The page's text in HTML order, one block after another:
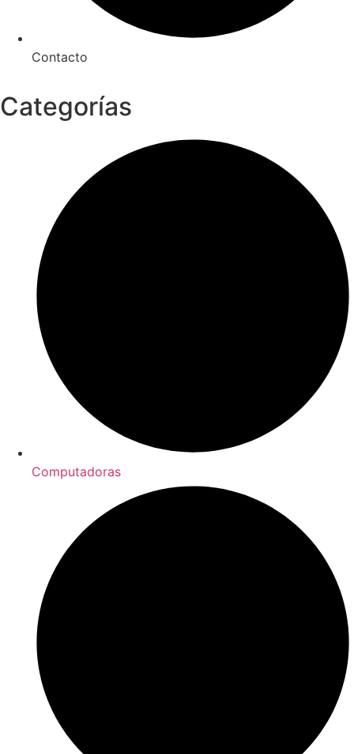
Contacto
Categorías
Computadoras